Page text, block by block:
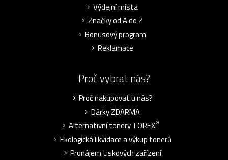
Výdejní místa
Značky od A do Z
Bonusový program
Reklamace
Proč vybrat nás?
Proč nakupovat u nás?
Dárky ZDARMA
Alternativní tonery TOREX®
Ekologická likvidace a výkup tonerů
Pronájem tiskových zařízení